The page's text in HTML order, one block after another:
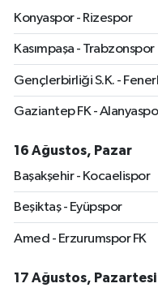
Konyaspor - Rizespor
Kasımpaşa - Trabzonspor
Gençlerbirliği S.K. -
Gaziantep FK -
16 Ağustos, Pazar
Başakşehir - Kocaelispor
Beşiktaş - Eyüpspor
Amed - Erzurumspor FK
17 Ağustos, Pazartesi